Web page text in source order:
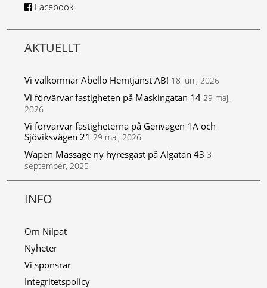
Facebook
AKTUELLT
Vi välkomnar Abello Hemtjänst AB! 18 juni, 2026
Vi förvärvar fastigheten på Maskingatan 14 29 maj,
2026
Vi förvärvar fastigheterna på Genvägen 1A och
Sjöviksvägen 21 29 maj, 2026
Wapen Massage ny hyresgäst på Algatan 43 3
september, 2025
INFO
Om Nilpat
Nyheter
Vi sponsrar
Integritetspolicy